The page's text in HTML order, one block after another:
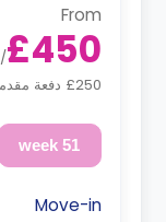
From
£450
/
£250 دفعة مقدمة
51 week
Move-in